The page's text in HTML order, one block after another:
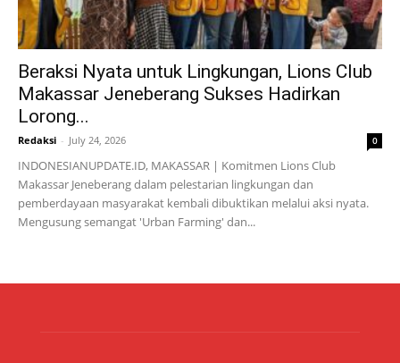
Beraksi Nyata untuk Lingkungan, Lions Club
Makassar Jeneberang Sukses Hadirkan
Lorong...
Redaksi - July 24, 2026 0
INDONESIANUPDATE.ID, MAKASSAR | Komitmen Lions Club
Makassar Jeneberang dalam pelestarian lingkungan dan
pemberdayaan masyarakat kembali dibuktikan melalui aksi nyata.
Mengusung semangat 'Urban Farming' dan...